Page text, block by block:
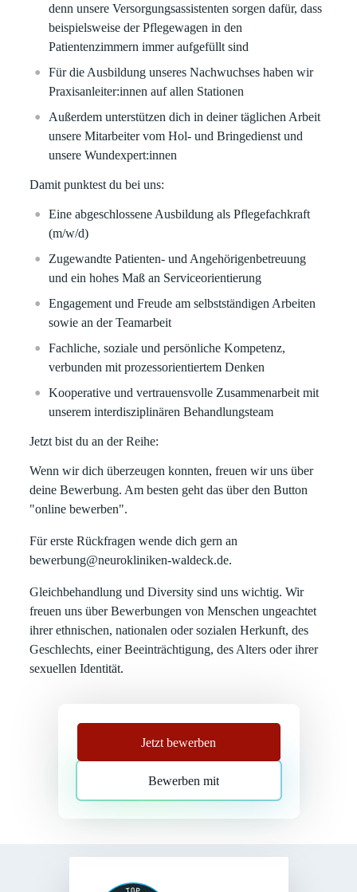
denn unsere Versorgungsassistenten sorgen dafür, dass
beispielsweise der Pflegewagen in den
Patientenzimmern immer aufgefüllt sind
Für die Ausbildung unseres Nachwuchses haben wir
Praxisanleiter:innen auf allen Stationen
Außerdem unterstützen dich in deiner täglichen Arbeit
unsere Mitarbeiter vom Hol- und Bringedienst und
unsere Wundexpert:innen
Damit punktest du bei uns:
Eine abgeschlossene Ausbildung als Pflegefachkraft
(m/w/d)
Zugewandte Patienten- und Angehörigenbetreuung
und ein hohes Maß an Serviceorientierung
Engagement und Freude am selbstständigen Arbeiten
sowie an der Teamarbeit
Fachliche, soziale und persönliche Kompetenz,
verbunden mit prozessorientiertem Denken
Kooperative und vertrauensvolle Zusammenarbeit mit
unserem interdisziplinären Behandlungsteam
Jetzt bist du an der Reihe:
Wenn wir dich überzeugen konnten, freuen wir uns über
deine Bewerbung. Am besten geht das über den Button
"online bewerben".
Für erste Rückfragen wende dich gern an
bewerbung@neurokliniken-waldeck.de.
Gleichbehandlung und Diversity sind uns wichtig. Wir
freuen uns über Bewerbungen von Menschen ungeachtet
ihrer ethnischen, nationalen oder sozialen Herkunft, des
Geschlechts, einer Beeinträchtigung, des Alters oder ihrer
sexuellen Identität.
Jetzt bewerben
Bewerben mit